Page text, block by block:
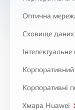
Оптична
Сховище даних
Інтелектуальне
Корпоративний
Корпоративні
Хмара Huawei